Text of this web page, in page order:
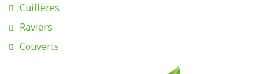
Cuillères
Raviers
Couverts